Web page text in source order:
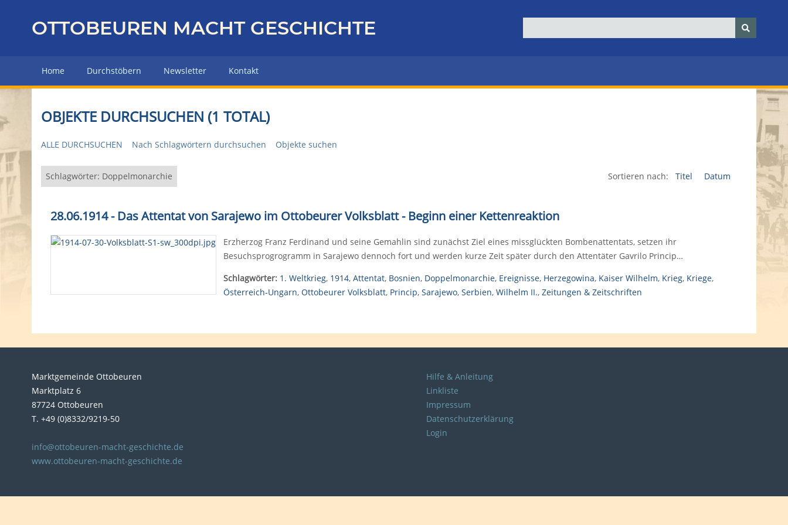
z
r
H
u
p
e
OTTOBEUREN MACHT GESCHICHTE
Home Durchstöbern Newsletter Kontakt
OBJEKTE DURCHSUCHEN (1 TOTAL)
ALLE DURCHSUCHEN Nach Schlagwörtern durchsuchen Objekte suchen
Schlagwörter: Doppelmonarchie Sortieren nach: Titel Datum
28.06.1914 - Das Attentat von Sarajewo im Ottobeurer Volksblatt - Beginn einer Kettenreaktion
Erzherzog Franz Ferdinand und seine Gemahlin sind zunächst Ziel eines missglückten Bombenattentats, setzen ihr
Besuchsprogrogramm in Sarajewo dennoch fort und werden kurze Zeit später durch den Attentäter Gavrilo Princip…
Schlagwörter: 1. Weltkrieg, 1914, Attentat, Bosnien, Doppelmonarchie, Ereignisse, Herzegowina, Kaiser Wilhelm, Krieg, Kriege,
Österreich-Ungarn, Ottobeurer Volksblatt, Princip, Sarajewo, Serbien, Wilhelm II., Zeitungen & Zeitschriften
Marktgemeinde Ottobeuren
Marktplatz 6
87724 Ottobeuren
T. +49 (0)8332/9219-50
info@ottobeuren-macht-geschichte.de
www.ottobeuren-macht-geschichte.de
Hilfe & Anleitung
Linkliste
Impressum
Datenschutzerklärung
Login